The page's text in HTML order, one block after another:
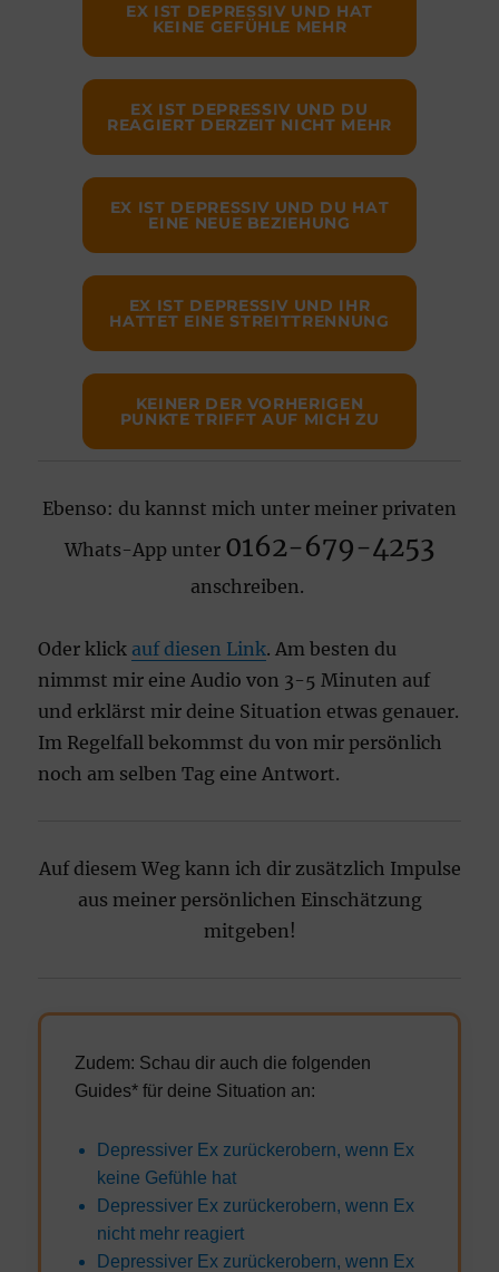
EX IST DEPRESSIV UND HAT
KEINE GEFÜHLE MEHR
EX IST DEPRESSIV UND DU
REAGIERT DERZEIT NICHT MEHR
EX IST DEPRESSIV UND DU HAT
EINE NEUE BEZIEHUNG
EX IST DEPRESSIV UND IHR
HATTET EINE STREITTRENNUNG
KEINER DER VORHERIGEN
PUNKTE TRIFFT AUF MICH ZU
Ebenso: du kannst mich unter meiner privaten
Whats-App unter 0162-679-4253
anschreiben.
Oder klick auf diesen Link. Am besten du
nimmst mir eine Audio von 3-5 Minuten auf
und erklärst mir deine Situation etwas genauer.
Im Regelfall bekommst du von mir persönlich
noch am selben Tag eine Antwort.
Auf diesem Weg kann ich dir zusätzlich Impulse
aus meiner persönlichen Einschätzung
mitgeben!
Zudem: Schau dir auch die folgenden
Guides* für deine Situation an:
Depressiver Ex zurückerobern, wenn Ex
keine Gefühle hat
Depressiver Ex zurückerobern, wenn Ex
nicht mehr reagiert
Depressiver Ex zurückerobern, wenn Ex